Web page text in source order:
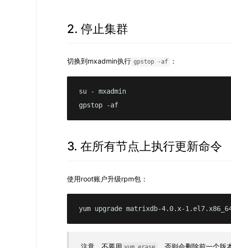
2. 停止集群
切换到mxadmin执行 gpstop -af ：
su - mxadmin
gpstop -af
3. 在所有节点上执行更新命令
使用root账户升级rpm包：
yum upgrade matrixdb-4.0.x-
注意，不要用 ，否则会删除前一个版